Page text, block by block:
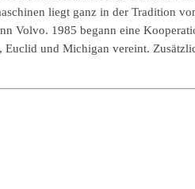
liegt ganz in der Tradition
Volvo. 1985 begann eine
und Michigan vereint.